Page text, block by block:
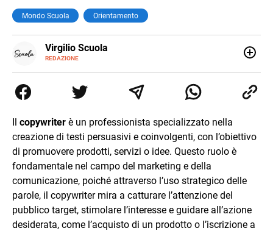
Mondo Scuola Orientamento
Virgilio Scuola
REDAZIONE
E-
MAIL
INSTAGRAM
SITI
nell’apprendimento gli studenti di ogni ordine e grado
scolastico: un hub dedicato non solo giovani studenti, ma
esercizi online, video di approfondimento e infografiche.
Ogni lezione è pensata e realizzata da docenti esperti
della propria materia che trattano tutti gli argomenti
affrontati dagli studenti durante il percorso scolastico,
anche quelli più ostici, con un linguaggio semplice e
immediato e l'ausilio di contenuti multimediali a supporto
della spiegazione testuale.
Il copywriter è un professionista specializzato nella
creazione di testi persuasivi e coinvolgenti, con l’obiettivo
di promuovere prodotti, servizi o idee. Questo ruolo è
fondamentale nel campo del marketing e della
comunicazione, poiché attraverso l’uso strategico delle
parole, il copywriter mira a catturare l’attenzione del
pubblico target, stimolare l’interesse e guidare all’azione
desiderata, come l’acquisto di un prodotto o l’iscrizione a